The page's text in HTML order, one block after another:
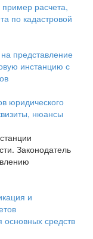
расчета,
по кадастровой
юридического
нюансы
Законодатель
средств